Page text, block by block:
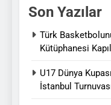
Son Yazılar
Türk
Kütüphanesi
U17 Dünya
İstanbul